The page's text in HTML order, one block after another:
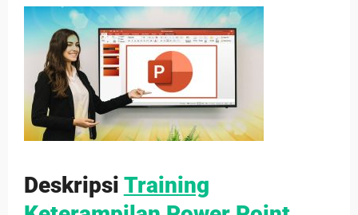
Deskripsi Training